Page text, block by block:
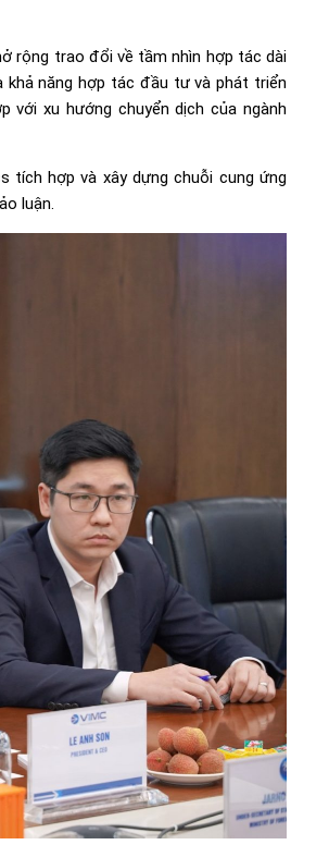
rộng trao đổi về tầm nhìn hợp tác dài
khả năng hợp tác đầu tư và phát triển
với xu hướng chuyển dịch của ngành
tích hợp và xây dựng chuỗi cung ứng
luận.